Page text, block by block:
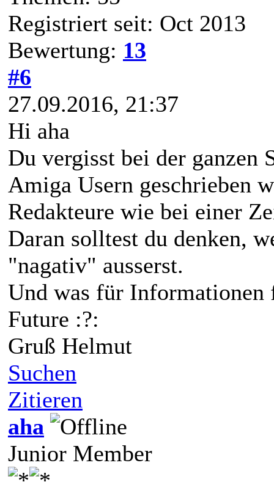
Registriert seit: Oct 2013
Bewertung: 13
#6
27.09.2016, 21:37
Hi aha
Du vergisst bei der ganzen
Amiga Usern geschrieben
Redakteure wie bei einer
Daran solltest du denken,
"nagativ" ausserst.
Und was für
Future :?:
Gruß Helmut
Suchen
Zitieren
aha
Junior Member